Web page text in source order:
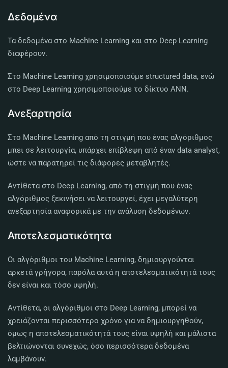
Δεδομένα
Τα δεδομένα στο Machine Learning και στο Deep Learning
διαφέρουν.
Στο Machine Learning χρησιμοποιούμε structured data, ενώ
στο Deep Learning χρησιμοποιούμε το δίκτυο ANN.
Ανεξαρτησία
Στο Machine Learning από τη στιγμή που ένας αλγόριθμος
μπει σε λειτουργία, υπάρχει επίβλεψη από έναν data analyst,
ώστε να παρατηρεί τις διάφορες μεταβλητές.
Αντίθετα στο Deep Learning, από τη στιγμή που ένας
αλγόριθμος ξεκινήσει να λειτουργεί, έχει μεγαλύτερη
ανεξαρτησία αναφορικά με την ανάλυση δεδομένων.
Αποτελεσματικότητα
Οι αλγόριθμοι του Machine Learning, δημιουργούνται
αρκετά γρήγορα, παρόλα αυτά η αποτελεσματικότητά τους
δεν είναι και τόσο υψηλή.
Αντίθετα, οι αλγόριθμοι στο Deep Learning, μπορεί να
χρειάζονται περισσότερο χρόνο για να δημιουργηθούν,
όμως η αποτελεσματικότητά τους είναι υψηλή και μάλιστα
βελτιώνονται συνεχώς, όσο περισσότερα δεδομένα
λαμβάνουν.